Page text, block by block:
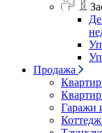
Продажа
Гаражи